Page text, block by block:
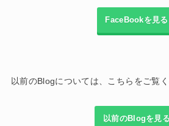
FaceBookを見る
以前のBlogについては、こちらをご覧く
以前のBlogを見る